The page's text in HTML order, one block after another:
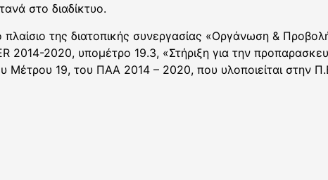
στο διαδίκτυο.
της διατοπικής συνεργασίας «Οργάνωση &
2014-2020, υπομέτρο 19.3, «Στήριξη για την
Μέτρου 19, του ΠΑΑ 2014 – 2020, που υλοποιείται στην